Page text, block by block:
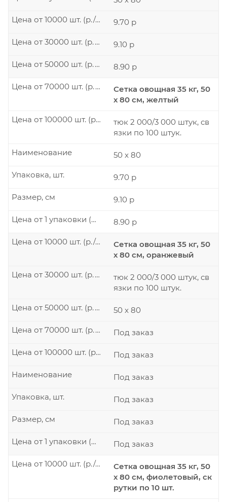
9.70 р
Цена от 10000 шт. (р./шт.)
9.10 р
Цена от 30000 шт. (р./шт.)
8.90 р
Цена от 50000 шт. (р./шт.)
Сетка овощная 35 кг, 50
х 80 см, желтый
Цена от 70000 шт. (р./шт.)
тюк 2 000/3 000 штук, св
язки по 100 штук.
Цена от 100000 шт. (р./шт.)
50 x 80
Наименование
9.70 р
Упаковка, шт.
9.10 р
Размер, см
8.90 р
Цена от 1 упаковки (р./шт.)
Сетка овощная 35 кг, 50
х 80 см, оранжевый
Цена от 10000 шт. (р./шт.)
тюк 2 000/3 000 штук, св
язки по 100 штук.
Цена от 30000 шт. (р./шт.)
50 x 80
Цена от 50000 шт. (р./шт.)
Под заказ
Цена от 70000 шт. (р./шт.)
Под заказ
Цена от 100000 шт. (р./шт.)
Под заказ
Наименование
Под заказ
Упаковка, шт.
Под заказ
Размер, см
Под заказ
Цена от 1 упаковки (р./шт.)
Сетка овощная 35 кг, 50
х 80 см, фиолетовый, ск
рутки по 10 шт.
Цена от 10000 шт. (р./шт.)